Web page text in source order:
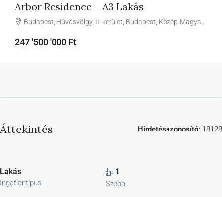
Arbor Residence – A3 Lakás
Budapest, Hűvösvölgy, II. kerület, Budapest, Közép-Magyarország, Magyarország
247 '500 '000 Ft
Áttekintés Hirdetésazonosító: 18128
Lakás
Ingatlantípus
1
Szoba